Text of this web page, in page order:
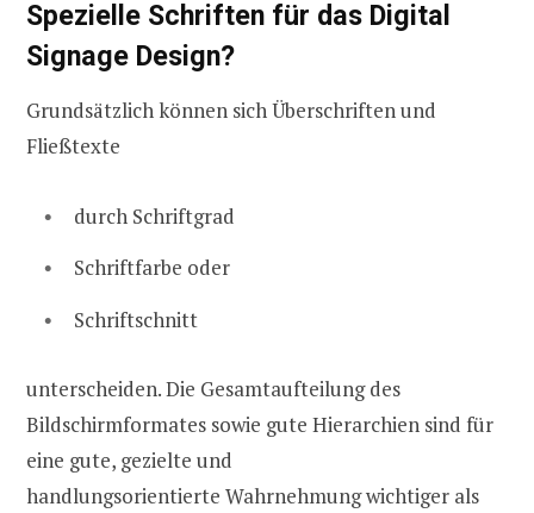
Spezielle Schriften für das Digital
Signage Design?
Grundsätzlich können sich Überschriften und
Fließtexte
durch Schriftgrad
Schriftfarbe oder
Schriftschnitt
unterscheiden. Die Gesamtaufteilung des
Bildschirmformates sowie gute Hierarchien sind für
eine gute, gezielte und
handlungsorientierte Wahrnehmung wichtiger als